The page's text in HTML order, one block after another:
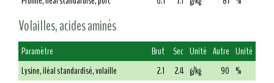
Volailles, acides aminés
Paramètre Brut Sec Unité Autre Unité
Lysine, iléal standardisé, volaille
2.1 2.4 g/kg 90 %